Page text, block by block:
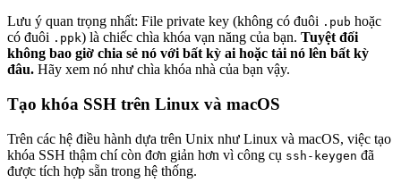
Lưu ý quan trọng nhất: File private key (không có đuôi .pub hoặc
có đuôi .ppk) là chiếc chìa khóa vạn năng của bạn. Tuyệt đối
không bao giờ chia sẻ nó với bất kỳ ai hoặc tải nó lên bất kỳ
đâu. Hãy xem nó như chìa khóa nhà của bạn vậy.
Tạo khóa SSH trên Linux và macOS
Trên các hệ điều hành dựa trên Unix như Linux và macOS, việc tạo
khóa SSH thậm chí còn đơn giản hơn vì công cụ ssh-keygen đã
được tích hợp sẵn trong hệ thống.